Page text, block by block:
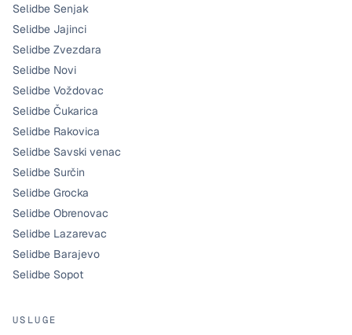
Selidbe Senjak
Selidbe Jajinci
Selidbe Zvezdara
Selidbe Novi
Selidbe Voždovac
Selidbe Čukarica
Selidbe Rakovica
Selidbe Savski venac
Selidbe Surčin
Selidbe Grocka
Selidbe Obrenovac
Selidbe Lazarevac
Selidbe Barajevo
Selidbe Sopot
USLUGE